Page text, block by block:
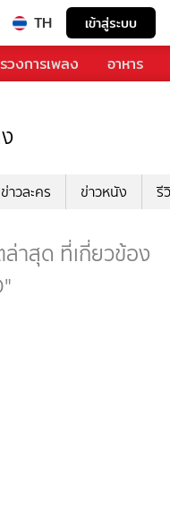
TH เข้าสู่ระบบ
วงการเพลง อาหาร
ข่าวละคร ข่าวหนัง รี
าสุด ที่เกี่ยวข้อง